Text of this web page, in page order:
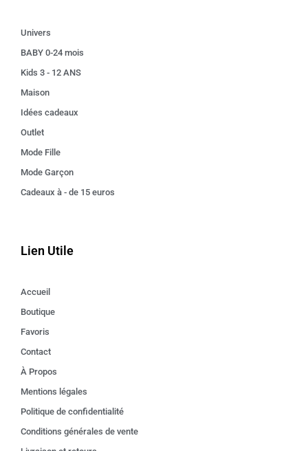
Univers
BABY 0-24 mois
Kids 3 - 12 ANS
Maison
Idées cadeaux
Outlet
Mode Fille
Mode Garçon
Cadeaux à - de 15 euros
Lien Utile
Accueil
Boutique
Favoris
Contact
À Propos
Mentions légales
Politique de confidentialité
Conditions générales de vente